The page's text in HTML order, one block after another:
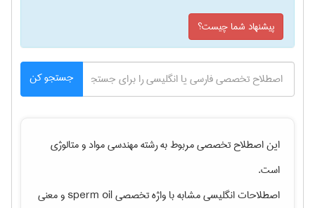
پیشنهاد شما چیست؟
جستجو کن
این اصطلاح تخصصی مربوط به رشتهمهندسی مواد و متالوژی
است.
اصطلاحات انگلیسی مشابه با واژه تخصصیsperm oilو معنی